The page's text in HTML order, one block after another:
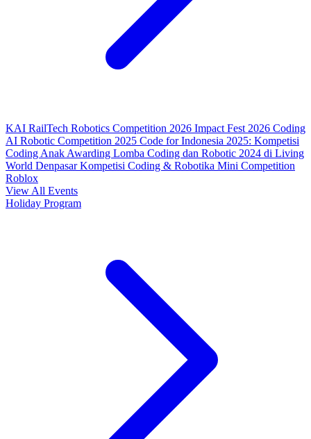
KAI RailTech Robotics Competition 2026 Impact Fest 2026 Coding
AI Robotic Competition 2025 Code for Indonesia 2025: Kompetisi
Coding Anak Awarding Lomba Coding dan Robotic 2024 di Living
World DenpasarKompetisi Coding & Robotika Mini Competition
Roblox
View All Events
Holiday Program